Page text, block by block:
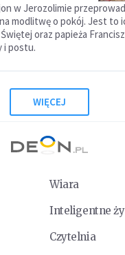
w Jerozolimie
modlitwę o pokój. Jest to
oraz papieża
i postu.
WIĘCEJ
Wiara
Inteligentne
Czytelnia